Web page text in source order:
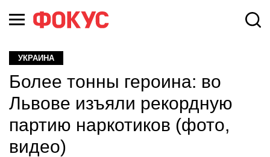
УКРАИНА
Более тонны героина: во
Львове изъяли рекордную
партию наркотиков (фото,
видео)